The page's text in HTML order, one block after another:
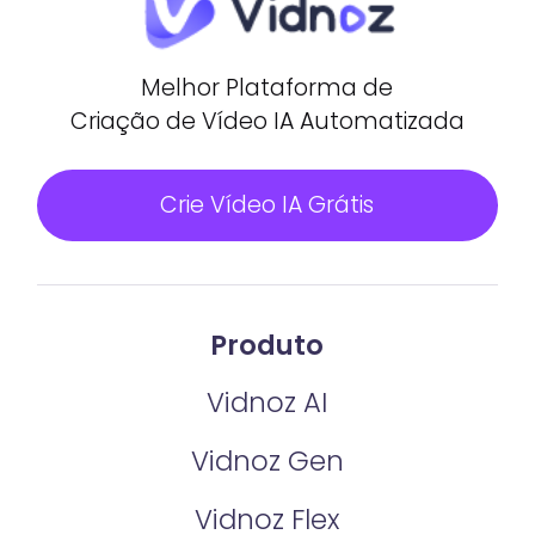
Melhor Plataforma de
Criação de Vídeo IA Automatizada
Crie Vídeo IA Grátis
Produto
Vidnoz AI
Vidnoz Gen
Vidnoz Flex